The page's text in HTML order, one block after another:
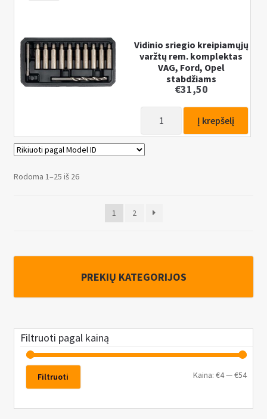
įrankis
Vidinio sriegio kreipiamųjų
varžtų rem. komplektas
VAG, Ford, Opel
stabdžiams
€31,50
Vidinio
sriegio
komplektas
stabdžiams
Į krepšelį
Rodoma 1–25 iš 26
1 2
PREKIŲ KATEGORIJOS
Filtruoti pagal kainą
Filtruoti Kaina:€4—€54